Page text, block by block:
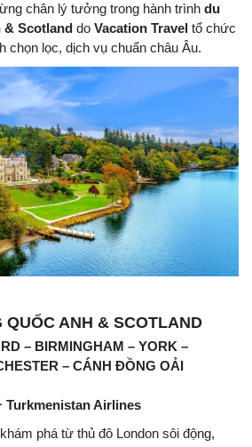
chân lý tưởng trong hành trình du
Scotland do Vacation Travel tổ chức
chọn lọc, dịch vụ chuẩn châu Âu.
QUỐC ANH & SCOTLAND
– BIRMINGHAM – YORK –
– CÁNH ĐỒNG OẢI
Turkmenistan Airlines
phá từ thủ đô London sôi động,